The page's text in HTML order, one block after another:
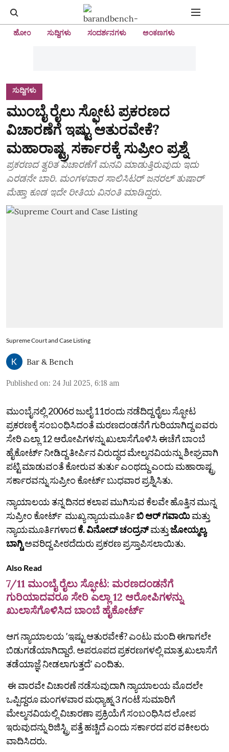
ಹೋಂ ಸುದ್ದಿಗಳು ಸಂದರ್ಶನಗಳು ಅಂಕಣಗಳು
ಸುದ್ದಿಗಳು
ಮುಂಬೈ ರೈಲು ಸ್ಫೋಟ ಪ್ರಕರಣದ
ವಿಚಾರಣೆಗೆ ಇಷ್ಟು ಆತುರವೇಕೆ?
ಮಹಾರಾಷ್ಟ್ರ ಸರ್ಕಾರಕ್ಕೆ ಸುಪ್ರೀಂ ಪ್ರಶ್ನೆ
ಪ್ರಕರಣದ ತ್ವರಿತ ವಿಚಾರಣೆಗೆ ಮನವಿ ಮಾಡುತ್ತಿರುವುದು ಇದು
ಎರಡನೇ ಬಾರಿ. ಮಂಗಳವಾರ ಸಾಲಿಸಿಟರ್ ಜನರಲ್ ತುಷಾರ್
ಮೆಹ್ತಾ ಕೂಡ ಇದೇ ರೀತಿಯ ವಿನಂತಿ ಮಾಡಿದ್ದರು.
Supreme Court and Case Listing
Bar & Bench
Published on: 24 Jul 2025, 6:18 am
ಮುಂಬೈನಲ್ಲಿ 2006ರ ಜುಲೈ 11ರಂದು ನಡೆದಿದ್ದ ರೈಲು ಸ್ಫೋಟ
ಪ್ರಕರಣಕ್ಕೆ ಸಂಬಂಧಿಸಿದಂತೆ ಮರಣದಂಡನೆಗೆ ಗುರಿಯಾಗಿದ್ದ ಐವರು
ಸೇರಿ ಎಲ್ಲಾ 12 ಆರೋಪಿಗಳನ್ನು ಖುಲಾಸೆಗೊಳಿಸಿ ಈಚೆಗೆ ಬಾಂಬೆ
ಹೈಕೋರ್ಟ್ ನೀಡಿದ್ದ ತೀರ್ಪಿನ ವಿರುದ್ಧದ ಮೇಲ್ಮನವಿಯನ್ನು ಶೀಘ್ರವಾಗಿ
ಪಟ್ಟಿ ಮಾಡುವಂತೆ ಕೋರುವ ತುರ್ತು ಎಂಥದ್ದು ಎಂದು ಮಹಾರಾಷ್ಟ್ರ
ಸರ್ಕಾರವನ್ನು ಸುಪ್ರೀಂ ಕೋರ್ಟ್ ಬುಧವಾರ ಪ್ರಶ್ನಿಸಿತು.
ನ್ಯಾಯಾಲಯ ತನ್ನ ದಿನದ ಕಲಾಪ ಮುಗಿಸುವ ಕೆಲವೇ ಹೊತ್ತಿನ ಮುನ್ನ
ಸುಪ್ರೀಂ ಕೋರ್ಟ್‌ ಮುಖ್ಯ ನ್ಯಾಯಮೂರ್ತಿಬಿ ಆರ್ ಗವಾಯಿಮತ್ತು
ನ್ಯಾಯಮೂರ್ತಿಗಳಾದಕೆ. ವಿನೋದ್ ಚಂದ್ರನ್ಮತ್ತುಜೋಯ್ಮಲ್ಯ
ಬಾಗ್ಚಿ ಅವರಿದ್ದ ಪೀಠದೆದುರು ಪ್ರಕರಣ ಪ್ರಸ್ತಾಪಿಸಲಾಯಿತು.
Also Read
7/11 ಮುಂಬೈ ರೈಲು ಸ್ಫೋಟ: ಮರಣದಂಡನೆಗೆ
ಗುರಿಯಾದವರೂ ಸೇರಿ ಎಲ್ಲಾ 12 ಆರೋಪಿಗಳನ್ನು
ಖುಲಾಸೆಗೊಳಿಸಿದ ಬಾಂಬೆ ಹೈಕೋರ್ಟ್
ಆಗ ನ್ಯಾಯಾಲಯ ʼಇಷ್ಟು ಆತುರವೇಕೆ? ಎಂಟು ಮಂದಿ ಈಗಾಗಲೇ
ಬಿಡುಗಡೆಯಾಗಿದ್ದಾರೆ. ಅಪರೂಪದ ಪ್ರಕರಣಗಳಲ್ಲಿ ಮಾತ್ರ ಖುಲಾಸೆಗೆ
ತಡೆಯಾಜ್ಞೆ ನೀಡಲಾಗುತ್ತದೆʼ ಎಂದಿತು.
ಈ ವಾರವೇ ವಿಚಾರಣೆ ನಡೆಸುವುದಾಗಿ ನ್ಯಾಯಾಲಯ ಮೊದಲೇ
ಒಪ್ಪಿದ್ದರೂ ಮಂಗಳವಾರ ಮಧ್ಯಾಹ್ನ 3 ಗಂಟೆ ಸುಮಾರಿಗೆ
ಮೇಲ್ಮನವಿಯಲ್ಲಿ ವಿಚಾರಣಾ ಪ್ರಕ್ರಿಯೆಗೆ ಸಂಬಂಧಿಸಿದ ಲೋಪ
ಇರುವುದನ್ನು ರಿಜಿಸ್ಟ್ರಿ ಪತ್ತೆ ಹಚ್ಚಿದೆ ಎಂದು ಸರ್ಕಾರದ ಪರ ವಕೀಲರು
ವಾದಿಸಿದರು.